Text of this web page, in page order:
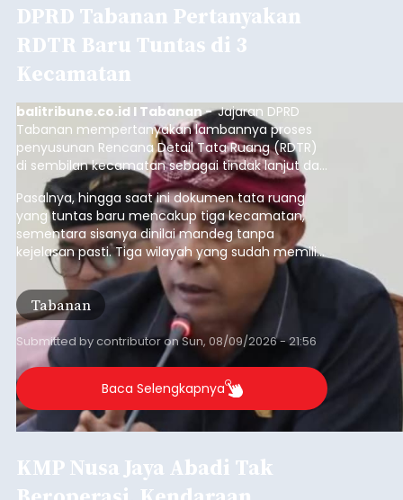
DPRD Tabanan Pertanyakan
RDTR Baru Tuntas di 3
Kecamatan
balitribune.co.id I Tabanan -Jajaran DPRD
Tabanan mempertanyakan lambannya proses
penyusunan Rencana Detail Tata Ruang (RDTR)
di sembilan kecamatan sebagai tindak lanjut dari
pelaksanaan RTRW.
Pasalnya, hingga saat ini dokumen tata ruang
yang tuntas baru mencakup tiga kecamatan,
sementara sisanya dinilai mandeg tanpa
kejelasan pasti. Tiga wilayah yang sudah memiliki
RDTR tersebut meliputi Kecamatan Kediri,
Tabanan, dan Selemadeg Barat.
Tabanan
Submitted bycontributoronSun, 08/09/2026 - 21:56
Baca Selengkapnya
KMP Nusa Jaya Abadi Tak